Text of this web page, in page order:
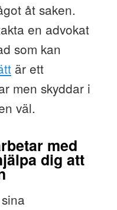
åt saken.
en advokat
som kan
är ett
men skyddar i
väl.
med
dig att